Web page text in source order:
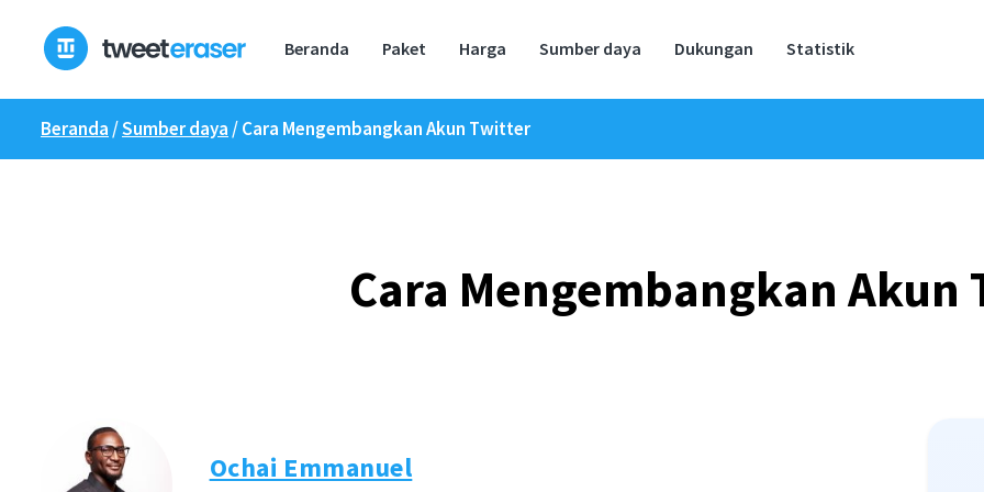
konten
Beranda Paket Harga Sumber daya Dukungan Statistik
Beranda /Sumber daya /Cara Mengembangkan Akun Twitter
Cara Mengembangkan Akun
Ochai Emmanuel